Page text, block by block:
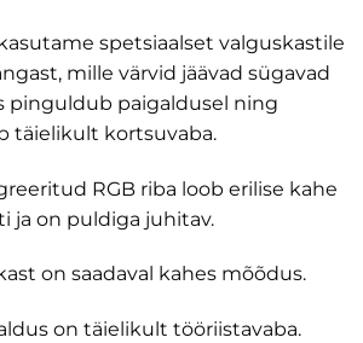
spetsiaalset valguskastile
mille värvid jäävad sügavad
pinguldub paigaldusel ning
täielikult kortsuvaba.
RGB riba loob erilise kahe
ja on puldiga juhitav.
on saadaval kahes mõõdus.
on täielikult tööriistavaba.